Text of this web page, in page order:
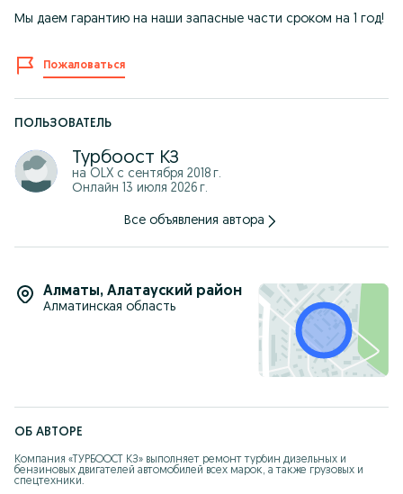
Мы даем гарантию на наши запасные части сроком на 1 год!
Пожаловаться
ПОЛЬЗОВАТЕЛЬ
Турбоост КЗ
на OLX с сентября 2018 г.
Онлайн 13 июля 2026 г.
Все объявления автора
Алматы, Алатауский район
Алматинская область
ОБ АВТОРЕ
Компания «ТУРБООСТ КЗ» выполняет ремонт турбин дизельных и
бензиновых двигателей автомобилей всех марок, а также грузовых и
спецтехники.